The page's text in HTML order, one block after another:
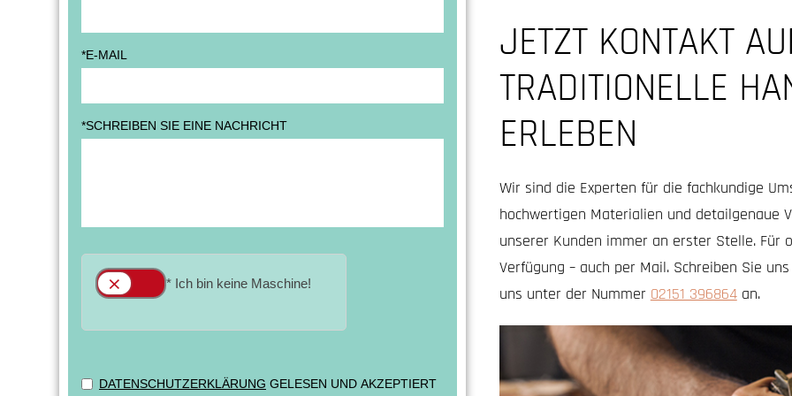
JETZT KONTAKT
TRADITIONELLE
ERLEBEN
Wir sind die Experten für die fachkundige
hochwertigen Materialien und detailgenaue
unserer Kunden immer an erster Stelle. Für
Verfügung – auch per Mail. Schreiben Sie
uns unter der Nummer 02151 396864an.